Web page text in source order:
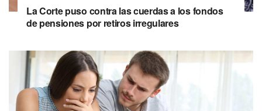
La Corte puso contra las cuerdas a los fondos
de pensiones por retiros irregulares